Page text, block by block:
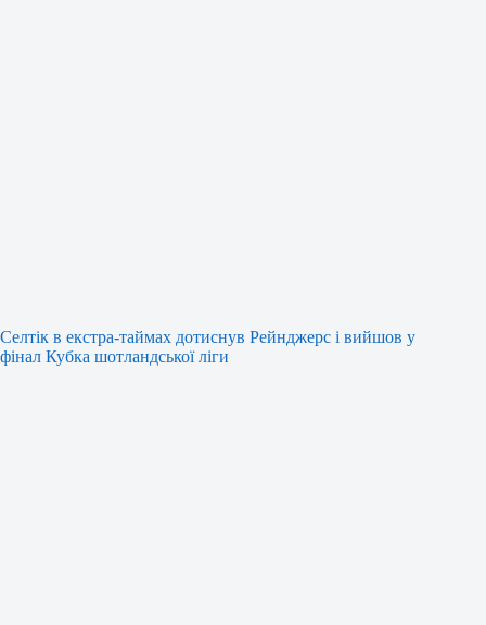
Селтік в екстра-таймах дотиснув Рейнджерс і вийшов у
фінал Кубка шотландської ліги